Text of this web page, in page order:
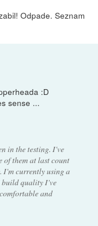
Odpade. Seznam
:D
sense ...
in the testing. I've
of them at last count
currently using a
build quality I've
and